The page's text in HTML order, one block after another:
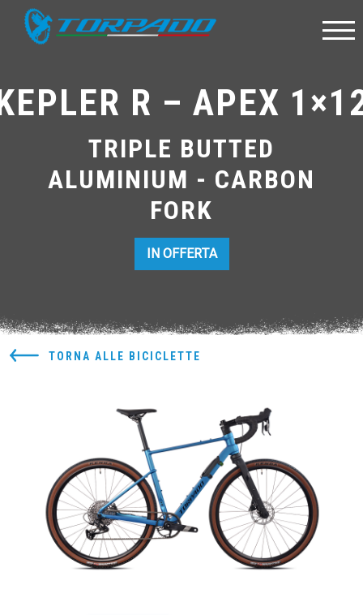
R – APEX
TRIPLE BUTTED
ALUMINIUM - CARBON
FORK
IN OFFERTA
TORNA ALLE BICICLETTE